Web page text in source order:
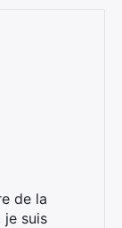
de la
je suis